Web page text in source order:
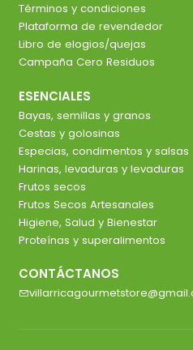
Términos y condiciones
Plataforma de revendedor
Libro de elogios/quejas
Campaña Cero Residuos
ESENCIALES
Bayas, semillas y granos
Cestas y golosinas
Especias, condimentos y salsas
Harinas, levaduras y levaduras
Frutos secos
Frutos Secos Artesanales
Higiene, Salud y Bienestar
Proteínas y superalimentos
CONTÁCTANOS